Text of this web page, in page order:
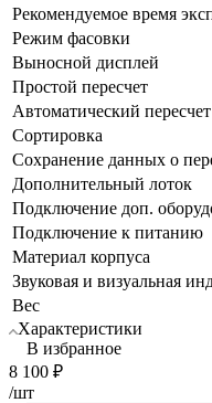
Рекомендуемое время
Режим фасовки
Выносной дисплей
Простой пересчет
Автоматический пересчет
Сортировка
Сохранение данных о
Дополнительный лоток
Подключение доп.
Подключение к питанию
Материал корпуса
Звуковая и визуальная
Вес
Характеристики
В избранное
8 100 ₽
/шт